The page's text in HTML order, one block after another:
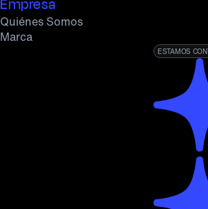
Empresa
Quiénes Somos
Marca
ESTAMOS